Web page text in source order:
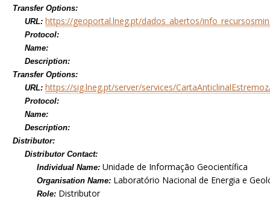
Transfer Options:
URL: https://geoportal.lneg.pt/dados_abertos/
Protocol:
Name:
Description:
Transfer Options:
URL: https://sig.lneg.pt/server/services/
Protocol:
Name:
Description:
Distributor:
Distributor Contact:
Individual Name:Unidade de Informação Geocientífica
Organisation Name: Laboratório Nacional de Energia e
Role: Distributor